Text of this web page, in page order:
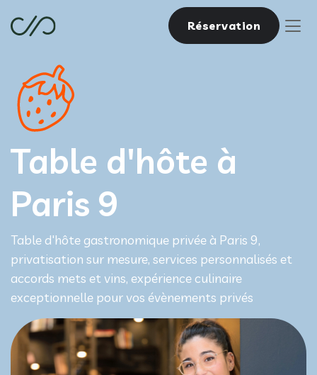
Réservation
Table d'hôte à
Paris 9
Table d'hôte gastronomique privée à Paris 9,
privatisation sur mesure, services personnalisés et
accords mets et vins, expérience culinaire
exceptionnelle pour vos évènements privés